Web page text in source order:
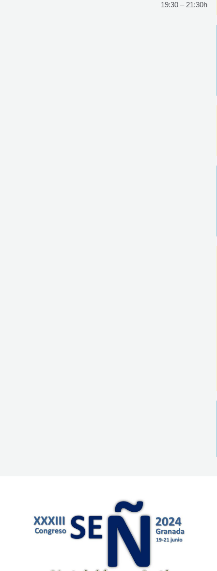
19:30 – 21:30h